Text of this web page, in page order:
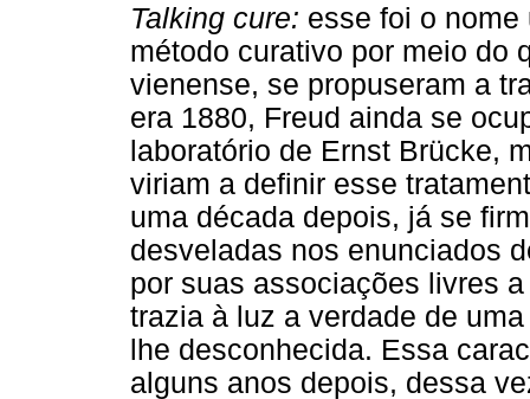
Talking cure: esse foi o nome
método curativo por meio do
vienense, se propuseram a
era 1880, Freud ainda se
laboratório de Ernst Brücke,
viriam a definir esse
uma década depois, já se
desveladas nos enunciados
por suas associações livres
trazia à luz a verdade de
lhe desconhecida. Essa
alguns anos depois, dessa